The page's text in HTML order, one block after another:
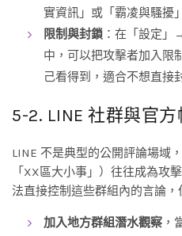
實資訊」或「霸凌與騷擾
限制與封鎖 ：在「設定
中，可以把攻擊者加入限
己看得到，適合不想直接
5-2. LINE 社群與官
LINE 不是典型的公開評論場域
「XX區大小事」）往往成為攻
法直接控制這些群組內的言論，
加入地方群組潛水觀察 ，